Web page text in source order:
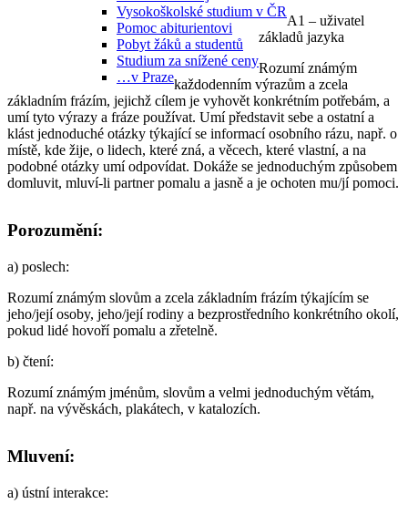
Vysokoškolské studium v ČR
Pomoc abiturientovi
Pobyt žáků a studentů
Studium za snížené ceny
…v Praze
A1 – uživatel
základů jazyka
Rozumí známým
každodenním výrazům a zcela
základním frázím, jejichž cílem je vyhovět konkrétním potřebám, a
umí tyto výrazy a fráze používat. Umí představit sebe a ostatní a
klást jednoduché otázky týkající se informací osobního rázu, např. o
místě, kde žije, o lidech, které zná, a věcech, které vlastní, a na
podobné otázky umí odpovídat. Dokáže se jednoduchým způsobem
domluvit, mluví-li partner pomalu a jasně a je ochoten mu/jí pomoci.
Porozumění:
a) poslech:
Rozumí známým slovům a zcela základním frázím týkajícím se
jeho/její osoby, jeho/její rodiny a bezprostředního konkrétního okolí,
pokud lidé hovoří pomalu a zřetelně.
b) čtení:
Rozumí známým jménům, slovům a velmi jednoduchým větám,
např. na vývěskách, plakátech, v katalozích.
Mluvení:
a) ústní interakce: